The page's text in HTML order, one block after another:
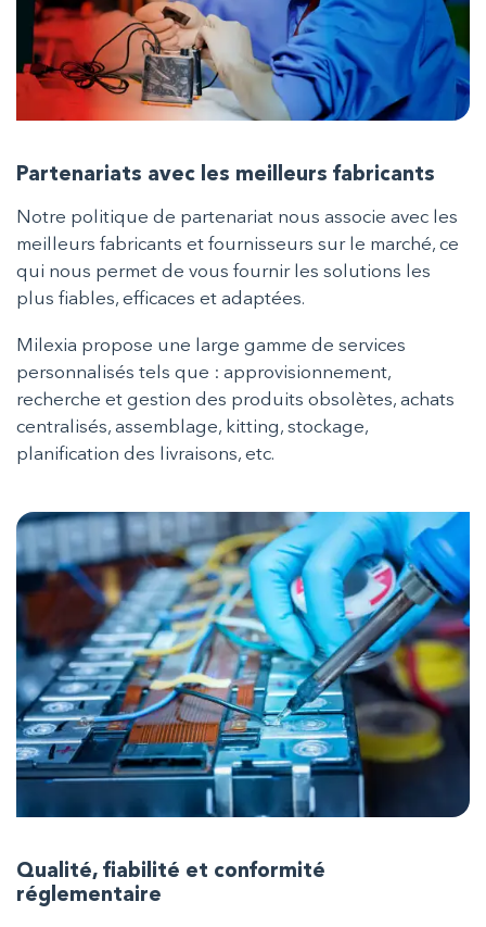
Partenariats avec les meilleurs fabricants
Notre politique de partenariat nous associe avec les
meilleurs fabricants et fournisseurs sur le marché, ce
qui nous permet de vous fournir les solutions les
plus fiables, efficaces et adaptées.
Milexia propose une large gamme de services
personnalisés tels que : approvisionnement,
recherche et gestion des produits obsolètes, achats
centralisés, assemblage, kitting, stockage,
planification des livraisons, etc.
Qualité, fiabilité et conformité
réglementaire